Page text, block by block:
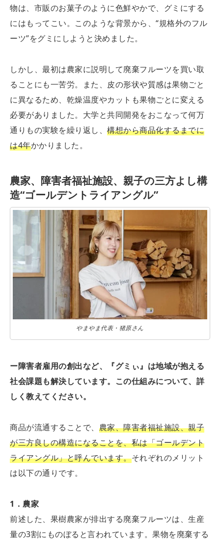
物は、市販のお菓子のように色鮮やかで、グミにする
にはもってこい。このような背景から、“規格外のフル
ーツ”をグミにしようと決めました。
しかし、最初は農家に説明して廃棄フルーツを買い取
ることにも一苦労。また、皮の形状や質感は果物ごと
に異なるため、乾燥温度やカットも果物ごとに変える
必要がありました。大学と共同開発をおこなって何万
通りもの実験を繰り返し、 構想から商品化するまでに
は4年かかりました。
農家、障害者福祉施設、親子の三方よし構
造“ゴールデントライアングル”
やまやま代表・猪原さん
ー障害者雇用の創出など、『グミぃ』は地域が抱える
社会課題も解決しています。この仕組みについて、詳
しく教えてください。
商品が流通することで、 農家、障害者福祉施設、親子
が三方良しの構造になることを、私は「ゴールデント
ライアングル」と呼んでいます。それぞれのメリット
は以下の通りです。
1 ．農家
前述した、果樹農家が排出する廃棄フルーツは、生産
量の3割にものぼると言われています。果物を廃棄する